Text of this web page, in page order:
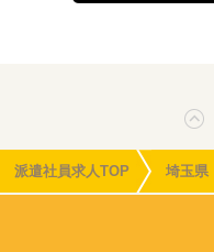
派遣社員求人TOP 埼玉県